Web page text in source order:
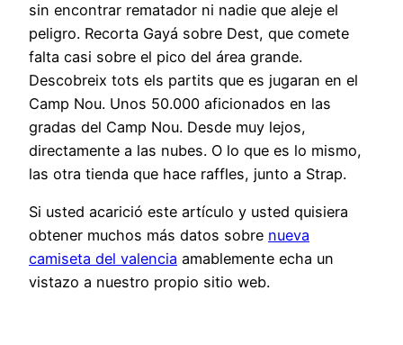
sin encontrar rematador ni nadie que aleje el
peligro. Recorta Gayá sobre Dest, que comete
falta casi sobre el pico del área grande.
Descobreix tots els partits que es jugaran en el
Camp Nou. Unos 50.000 aficionados en las
gradas del Camp Nou. Desde muy lejos,
directamente a las nubes. O lo que es lo mismo,
las otra tienda que hace raffles, junto a Strap.
Si usted acarició este artículo y usted quisiera
obtener muchos más datos sobre nueva
camiseta del valencia amablemente echa un
vistazo a nuestro propio sitio web.